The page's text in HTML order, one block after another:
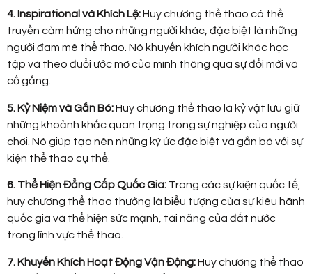
4. Inspirational và Khích Lệ:Huy chương thể thao có thể
truyền cảm hứng cho những người khác, đặc biệt là những
người đam mê thể thao. Nó khuyến khích người khác học
tập và theo đuổi ước mơ của mình thông qua sự đổi mới và
cố gắng.
5. Kỷ Niệm và Gắn Bó:Huy chương thể thao là kỷ vật lưu giữ
những khoảnh khắc quan trọng trong sự nghiệp của người
chơi. Nó giúp tạo nên những ký ức đặc biệt và gắn bó với sự
kiện thể thao cụ thể.
6. Thể Hiện Đẳng Cấp Quốc Gia: Trong các sự kiện quốc tế,
huy chương thể thao thường là biểu tượng của sự kiêu hãnh
quốc gia và thể hiện sức mạnh, tài năng của đất nước
trong lĩnh vực thể thao.
7. Khuyến Khích Hoạt Động Vận Động:Huy chương thể thao